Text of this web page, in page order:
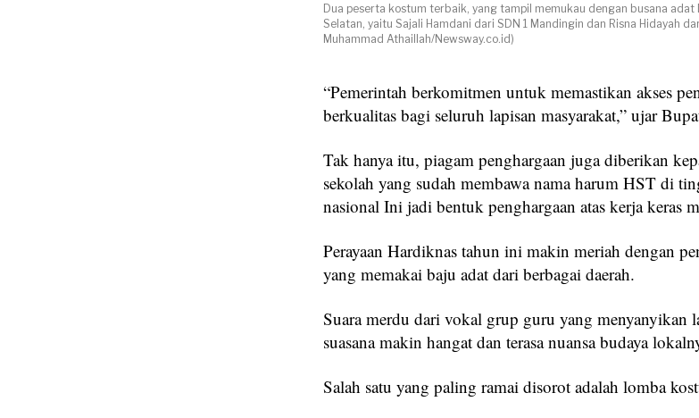
Dua peserta kostum terbaik, yang tampil memukau dengan busana adat
Selatan, yaitu Sajali Hamdani dari SDN 1 Mandingin dan Risna Hidayah
Muhammad Athaillah/Newsway.co.id)
“Pemerintah berkomitmen untuk memastikan akses
berkualitas bagi seluruh lapisan masyarakat,” ujar
Tak hanya itu, piagam penghargaan juga diberikan
sekolah yang sudah membawa nama harum HST di
nasional Ini jadi bentuk penghargaan atas kerja keras
Perayaan Hardiknas tahun ini makin meriah dengan
yang memakai baju adat dari berbagai daerah.
Suara merdu dari vokal grup guru yang menyanyikan
suasana makin hangat dan terasa nuansa budaya
Salah satu yang paling ramai disorot adalah lomba